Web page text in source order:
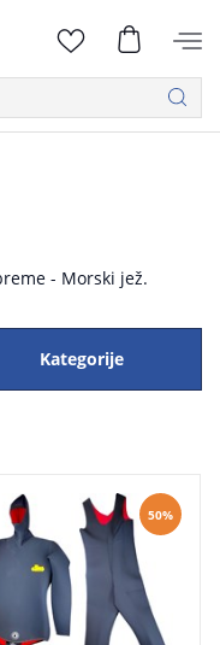
- Morski jež.
Kategorije
50%